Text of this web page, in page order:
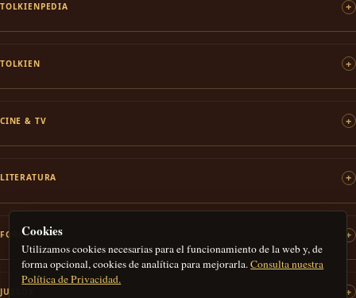
TOLKIENPEDIA
TOLKIEN
CINE & TV
LITERATURA
FOROS
JUEGOS
Cookies
Utilizamos cookies necesarias para el funcionamiento de la web y, de
forma opcional, cookies de analítica para mejorarla.Consulta nuestra
Política de Privacidad.